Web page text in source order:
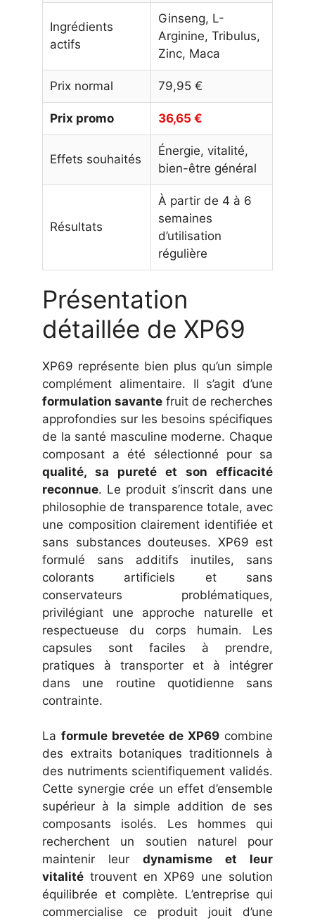
Ingrédients
actifs
Ginseng, L-
Arginine, Tribulus,
Zinc, Maca
Prix normal 79,95 €
Prix promo 36,65 €
Effets souhaités
Énergie, vitalité,
bien-être général
Résultats
À partir de 4 à 6
semaines
d’utilisation
régulière
Présentation
détaillée de XP69
XP69 représente bien plus qu’un simple
complément alimentaire. Il s’agit d’une
formulation savante fruit de recherches
approfondies sur les besoins spécifiques
de la santé masculine moderne. Chaque
composant a été sélectionné pour sa
qualité, sa pureté et son efficacité
reconnue. Le produit s’inscrit dans une
philosophie de transparence totale, avec
une composition clairement identifiée et
sans substances douteuses. XP69 est
formulé sans additifs inutiles, sans
colorants artificiels et sans
conservateurs problématiques,
privilégiant une approche naturelle et
respectueuse du corps humain. Les
capsules sont faciles à prendre,
pratiques à transporter et à intégrer
dans une routine quotidienne sans
contrainte.
La formule brevetée de XP69 combine
des extraits botaniques traditionnels à
des nutriments scientifiquement validés.
Cette synergie crée un effet d’ensemble
supérieur à la simple addition de ses
composants isolés. Les hommes qui
recherchent un soutien naturel pour
maintenir leur dynamisme et leur
vitalité trouvent en XP69 une solution
équilibrée et complète. L’entreprise qui
commercialise ce produit jouit d’une